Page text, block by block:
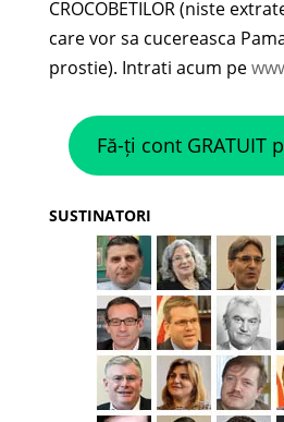
CROCOBETILOR (niste
care vor sa cucereasca
prostie). Intrati acum pe
Fă-ți cont GRATUIT
SUSTINATORI